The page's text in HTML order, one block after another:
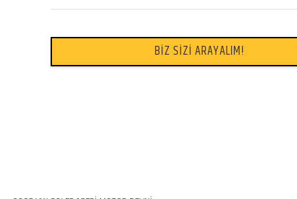
BİZ SİZİ ARAYALIM!